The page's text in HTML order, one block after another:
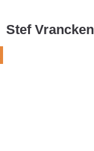
Stef Vrancken